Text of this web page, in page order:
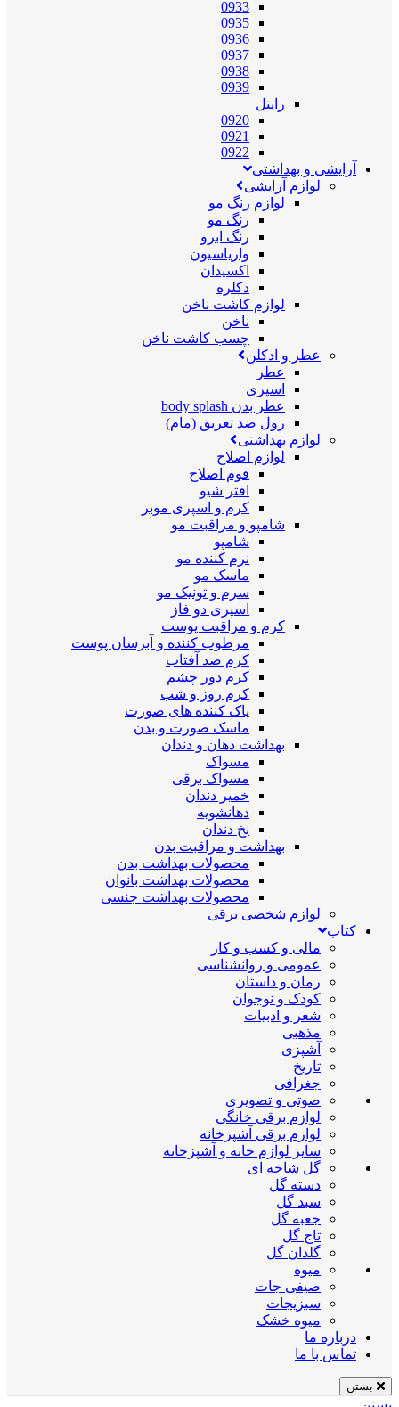
0933
0935
0936
0937
0938
0939
رایتل
0920
0921
0922
آرایشی و بهداشتی
لوازم آرایشی
لوازم رنگ مو
رنگ مو
رنگ ابرو
واریاسیون
اکسیدان
دکلره
لوازم کاشت ناخن
ناخن
چسب کاشت ناخن
عطر و ادکلن
عطر
اسپری
عطر بدن body splash
رول ضد تعریق (مام)
لوازم بهداشتی
لوازم اصلاح
فوم اصلاح
افتر شیو
کرم و اسپری موبر
شامپو و مراقبت مو
شامپو
نرم کننده مو
ماسک مو
سرم و تونیک مو
اسپری دو فاز
کرم و مراقبت پوست
مرطوب کننده و آبرسان پوست
کرم ضد آفتاب
کرم دور چشم
کرم روز و شب
پاک کننده های صورت
ماسک صورت و بدن
بهداشت دهان و دندان
مسواک
مسواک برقی
خمیر دندان
دهانشویه
نخ دندان
بهداشت و مراقبت بدن
محصولات بهداشت بدن
محصولات بهداشت بانوان
محصولات بهداشت جنسی
لوازم شخصی برقی
کتاب
مالی و کسب و کار
عمومی و روانشناسی
رمان و داستان
کودک و نوجوان
شعر و ادبیات
مذهبی
آشپزی
تاریخ
جغرافی
صوتی و تصویری
لوازم برقی خانگی
لوازم برقی آشپزخانه
سایر لوازم خانه و آشپزخانه
گل شاخه ای
دسته گل
سبد گل
جعبه گل
تاج گل
گلدان گل
میوه
صیفی جات
سبزیجات
میوه خشک
درباره ما
تماس با ما
بستن